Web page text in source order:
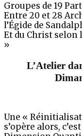
Groupes de 19
Entre 20 et 28
l’Égide de
Et du Christ selon
»
L’Atelier
Une «
s’opère alors,